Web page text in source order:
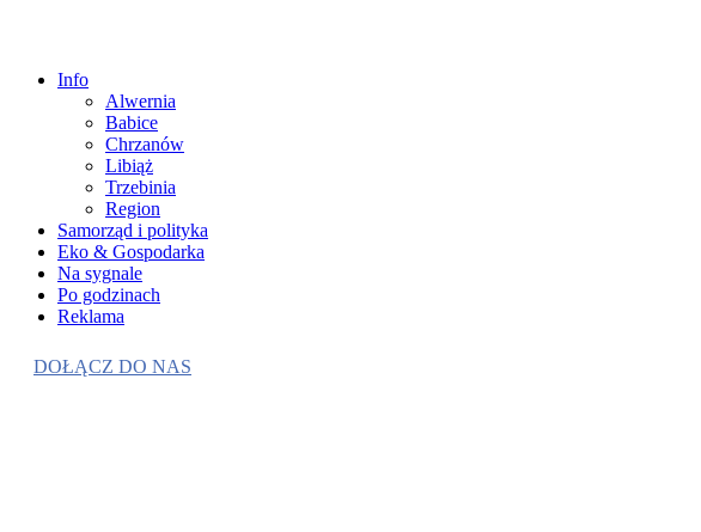
Info
Alwernia
Babice
Chrzanów
Libiąż
Trzebinia
Region
Samorząd i polityka
Eko & Gospodarka
Na sygnale
Po godzinach
Reklama
DOŁĄCZ DO NAS